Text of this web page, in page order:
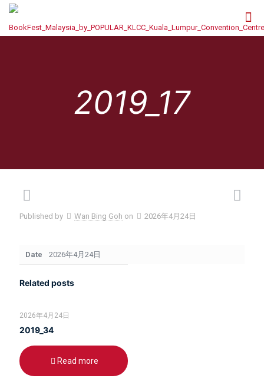
2019_17
Published by Wan Bing Goh on 2026年4月24日
Date 2026年4月24日
Related posts
2026年4月24日
2019_34
Read more